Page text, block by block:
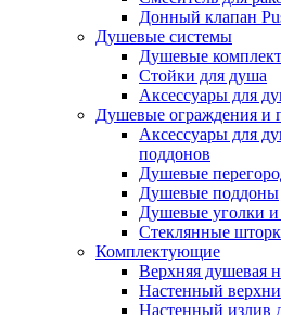
Донный клапан
Душевые системы
Душевые
Стойки для душа
Аксессуары для
Душевые ограждения и
Аксессуары для
поддонов
Душевые
Душевые поддоны
Душевые уголки и
Стеклянные
Комплектующие
Верхняя душевая
Настенный
Настенный излив